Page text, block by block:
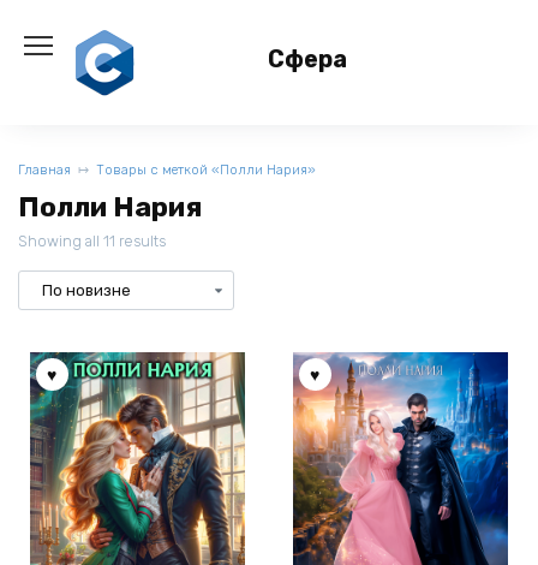
содержанию
Сфера
Главная Товары с меткой «Полли Нария»
Полли Нария
Showing all 11 results